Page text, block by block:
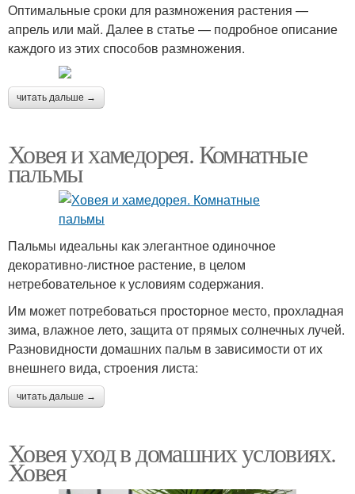
Оптимальные сроки для размножения растения —
апрель или май. Далее в статье — подробное описание
каждого из этих способов размножения.
читать дальше →
Ховея и хамедорея. Комнатные
пальмы
Пальмы идеальны как элегантное одиночное
декоративно-листное растение, в целом
нетребовательное к условиям содержания.
Им может потребоваться просторное место, прохладная
зима, влажное лето, защита от прямых солнечных лучей.
Разновидности домашних пальм в зависимости от их
внешнего вида, строения листа:
читать дальше →
Ховея уход в домашних условиях.
Ховея